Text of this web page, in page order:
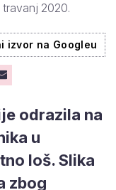
travanj 2020.
izvor na Googleu
odrazila na
u
loš. Slika
zbog